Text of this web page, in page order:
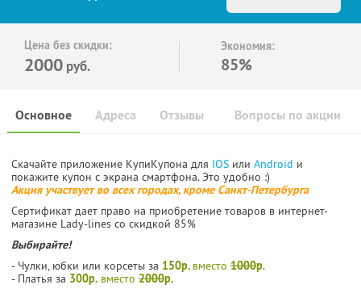
Цена без скидки:
2000 руб.
Экономия:
85%
Основное Отзывы Вопросы по акции
Адреса
Скачайте приложение КупиКупона для IOS или Android и
покажите купон с экрана смартфона. Это удобно :)
Акция участвует во всех городах, кроме Санкт-Петербурга
Сертификат дает право на приобретение товаров в интернет-
магазине Lady-lines со скидкой 85%
Выбирайте!
- Чулки, юбки или корсеты за 150р. вместо 1000р.
- Платья за 300р. вместо 2000р.